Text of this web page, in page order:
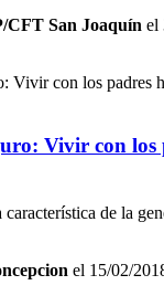
CFT San Joaquín el
Vivir con los
característica de la
el 15/02/